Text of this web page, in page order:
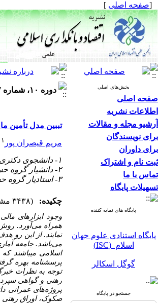
[صفحه اصلی ]
بخش‌های اصلی
صفحه اصلی
اطلاعات نشریه
آرشیو مجله و مقالات
برای نویسندگان
برای داوران
ثبت نام و اشتراک
تماس با ما
تسهیلات پایگاه
پایگاه های نمایه کننده
پایگاه استنادی علوم جهان
اسلام (ISC)
گوگل اسکالر
نورمگز
جستجو در پایگاه
دوره ۱۰، شماره ۳۷ - ( ۱۲-۱۴۰۰ )
تببین مدل تأمین
مریم قیصران پور ۱
۱- دانشجوی دکتری گروه حسابداری، واحد زاهدان، دانشگاه آزاد اسلامی، ایران.
۲- دانشیار گروه حسابداری، دانشگاه پیام نور، گرمسار، ایران (نویسنده مسئول) ،
۳- استادیار گروه حسابداری، دانشگاه سیستان و بلوچستان، سیستان و بلوچستان، ایران.
چکیده: (۳۴۳۸ مشاهده)
وجود ابزارهای
همراه می‌آورد.
نمایند. از این رو
می‌باشد.جامعه
پرسشنامه بهره گرفته شد که
توجه به نظرات
رهنی و گواهی
پروژه‌های عمرانی
صکوک، اوراق رهنی